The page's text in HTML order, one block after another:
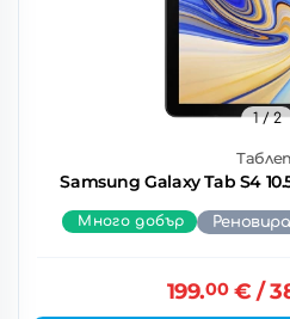
Samsung Galaxy Tab S4
1/ 2
Много добър
199.00€ /